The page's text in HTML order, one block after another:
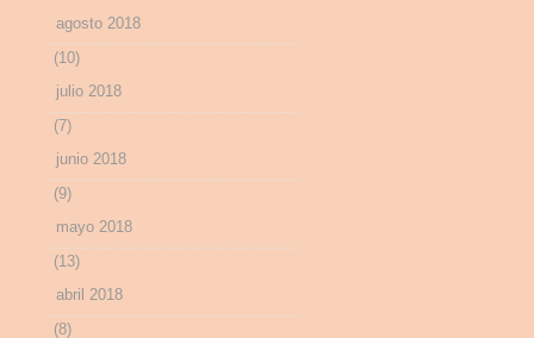
agosto 2018
(10)
julio 2018
(7)
junio 2018
(9)
mayo 2018
(13)
abril 2018
(8)